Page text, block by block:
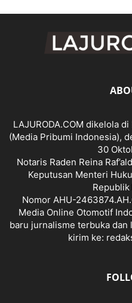
LAJURODA.COM dikelola
(Media Pribumi Indonesia),
30
Notaris Raden Reina
Keputusan Menteri
Nomor AHU-
Media Online Otomotif
baru jurnalisme terbuka dan
kirim ke: